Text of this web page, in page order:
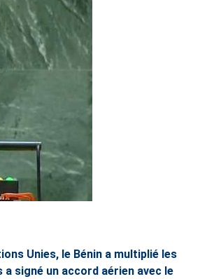
Unies, le Bénin a multiplié les
signé un accord aérien avec le